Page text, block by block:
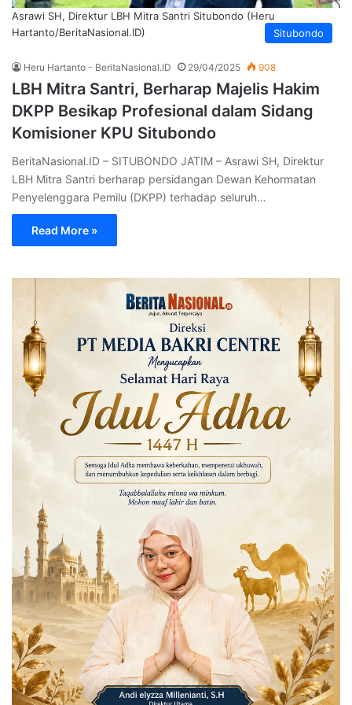
Situbondo
Asrawi SH, Direktur LBH Mitra Santri Situbondo (Heru
Hartanto/BeritaNasional.ID)
Heru Hartanto - BeritaNasional.ID 29/04/2025 908
LBH Mitra Santri, Berharap Majelis Hakim
DKPP Besikap Profesional dalam Sidang
Komisioner KPU Situbondo
BeritaNasional.ID – SITUBONDO JATIM – Asrawi SH, Direktur
LBH Mitra Santri berharap persidangan Dewan Kehormatan
Penyelenggara Pemilu (DKPP) terhadap seluruh…
Read More »